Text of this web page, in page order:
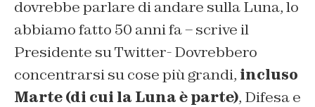
dovrebbe parlare di andare sulla Luna, lo
abbiamo fatto 50 anni fa – scrive il
Presidente su Twitter- Dovrebbero
concentrarsi su cose più grandi, incluso
Marte (di cui la Luna è parte), Difesa e